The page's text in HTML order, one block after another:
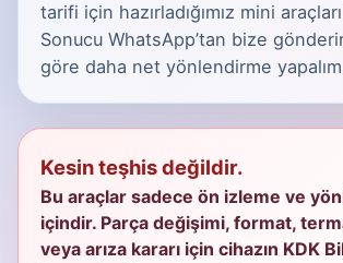
tarifi için hazırladığımız mini
Sonucu WhatsApp’tan bize
göre daha net yönlendirme
Kesin teşhis değildir.
Bu araçlar sadece ön izleme ve
içindir. Parça değişimi, format,
veya arıza kararı için cihazın KDK